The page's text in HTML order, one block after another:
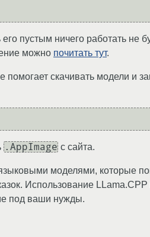
его пустым ничего работать не
можно почитать тут.
скачивать модели и
.AppImage с сайта.
моделями, которые
Использование
под ваши нужды.